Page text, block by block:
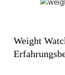
Weight